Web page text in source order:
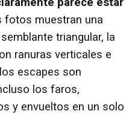
parece estar
fotos muestran una
triangular, la
ranuras verticales e
escapes son
los faros,
y envueltos en un solo